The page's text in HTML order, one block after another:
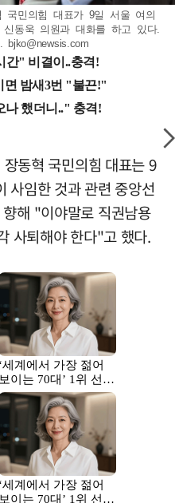
국민의힘 대표가 9일 서울 여의
동욱 의원과 대화를 하고 있다.
bjko@newsis.com
동혁 국민의힘 대표는 9
사임한 것과 관련 중앙선
해 "이야말로 직권남용
사퇴해야 한다"고 했다.